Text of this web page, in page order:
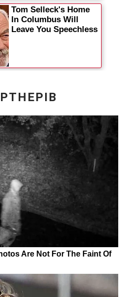
Фотобанк
Пресцентр